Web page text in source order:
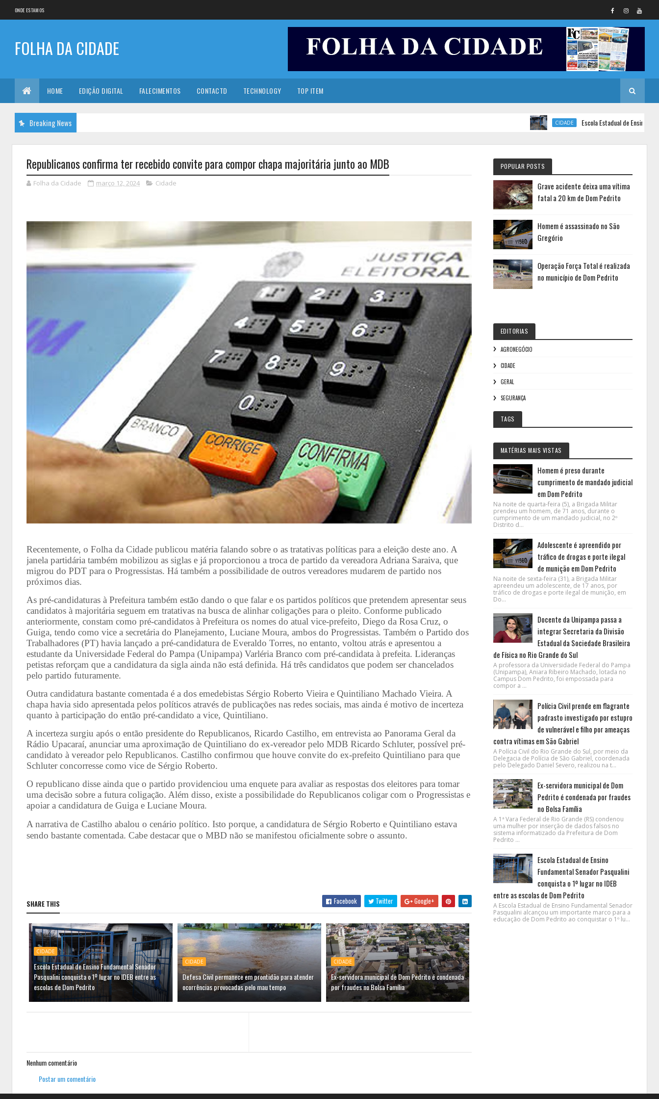
ONDE ESTAMOS
FOLHA DA CIDADE
HOME EDIÇÃO DIGITAL FALECIMENTOS CONTACTD TECHNOLOGY TOP ITEM
Breaking News CIDADE Escola Estadual de Ensino
Republicanos confirma ter recebido convite para compor chapa majoritária junto ao MDB
Folha da Cidade março 12, 2024 Cidade
Recentemente, o Folha da Cidade publicou matéria falando sobre o as tratativas políticas para a eleição deste ano. A
janela partidária também mobilizou as siglas e já proporcionou a troca de partido da vereadora Adriana Saraiva, que
migrou do PDT para o Progressistas. Há também a possibilidade de outros vereadores mudarem de partido nos
próximos dias.
As pré-candidaturas à Prefeitura também estão dando o que falar e os partidos políticos que pretendem apresentar seus
candidatos à majoritária seguem em tratativas na busca de alinhar coligações para o pleito. Conforme publicado
anteriormente, constam como pré-candidatos à Prefeitura os nomes do atual vice-prefeito, Diego da Rosa Cruz, o
Guiga, tendo como vice a secretária do Planejamento, Luciane Moura, ambos do Progressistas. Também o Partido dos
Trabalhadores (PT) havia lançado a pré-candidatura de Everaldo Torres, no entanto, voltou atrás e apresentou a
estudante da Universidade Federal do Pampa (Unipampa) Varléria Branco com pré-candidata à prefeita. Lideranças
petistas reforçam que a candidatura da sigla ainda não está definida. Há três candidatos que podem ser chancelados
pelo partido futuramente.
Outra candidatura bastante comentada é a dos emedebistas Sérgio Roberto Vieira e Quintiliano Machado Vieira. A
chapa havia sido apresentada pelos políticos através de publicações nas redes sociais, mas ainda é motivo de incerteza
quanto à participação do então pré-candidato a vice, Quintiliano.
A incerteza surgiu após o então presidente do Republicanos, Ricardo Castilho, em entrevista ao Panorama Geral da
Rádio Upacaraí, anunciar uma aproximação de Quintiliano do ex-vereador pelo MDB Ricardo Schluter, possível pré-
candidato à vereador pelo Republicanos. Castilho confirmou que houve convite do ex-prefeito Quintiliano para que
Schluter concorresse como vice de Sérgio Roberto.
O republicano disse ainda que o partido providenciou uma enquete para avaliar as respostas dos eleitores para tomar
uma decisão sobre a futura coligação. Além disso, existe a possibilidade do Republicanos coligar com o Progressistas e
apoiar a candidatura de Guiga e Luciane Moura.
A narrativa de Castilho abalou o cenário político. Isto porque, a candidatura de Sérgio Roberto e Quintiliano estava
sendo bastante comentada. Cabe destacar que o MBD não se manifestou oficialmente sobre o assunto.
SHARE THIS Facebook Twitter Google+
CIDADE
Escola Estadual de Ensino Fundamental Senador
Pasqualini conquista o 1º lugar no IDEB entre as
escolas de Dom Pedrito
CIDADE
Defesa Civil permanece em prontidão para atender
ocorrências provocadas pelo mau tempo
CIDADE
Ex-servidora municipal de Dom Pedrito é condenada
por fraudes no Bolsa Família
Nenhum comentário
Postar um comentário
POPULAR POSTS
Grave acidente deixa uma vítima
fatal a 20 km de Dom Pedrito
Homem é assassinado no São
Gregório
Operação Força Total é realizada
no município de Dom Pedrito
EDITORIAS
AGRONEGÓCIO
CIDADE
GERAL
SEGURANÇA
TAGS
MATÉRIAS MAIS VISTAS
Homem é preso durante
cumprimento de mandado judicial
em Dom Pedrito
Na noite de quarta-feira (5), a Brigada Militar
prendeu um homem, de 71 anos, durante o
cumprimento de um mandado judicial, no 2º
Distrito d...
Adolescente é apreendido por
tráfico de drogas e porte ilegal
de munição em Dom Pedrito
Na noite de sexta-feira (31), a Brigada Militar
apreendeu um adolescente, de 17 anos, por
tráfico de drogas e porte ilegal de munição, em
Do...
Docente da Unipampa passa a
integrar Secretaria da Divisão
Estadual da Sociedade Brasileira
de Física no Rio Grande do Sul
A professora da Universidade Federal do Pampa
(Unipampa), Aniara Ribeiro Machado, lotada no
Campus Dom Pedrito, foi empossada para
compor a ...
Polícia Civil prende em flagrante
padrasto investigado por estupro
de vulnerável e filho por ameaças
contra vítimas em São Gabriel
A Polícia Civil do Rio Grande do Sul, por meio da
Delegacia de Polícia de São Gabriel, coordenada
pelo Delegado Daniel Severo, realizou na t...
Ex-servidora municipal de Dom
Pedrito é condenada por fraudes
no Bolsa Família
A 1ª Vara Federal de Rio Grande (RS) condenou
uma mulher por inserção de dados falsos no
sistema informatizado da Prefeitura de Dom
Pedrito ...
Escola Estadual de Ensino
Fundamental Senador Pasqualini
conquista o 1º lugar no IDEB
entre as escolas de Dom Pedrito
A Escola Estadual de Ensino Fundamental Senador
Pasqualini alcançou um importante marco para a
educação de Dom Pedrito ao conquistar o 1º lu...